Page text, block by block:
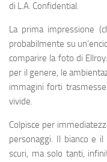
di L.A. Confidential.
La prima impressione
probabilmente su
comparire la foto di
per il genere, le
immagini forti
vivide.
Colpisce per
personaggi. Il bianco e
scuri, ma solo tanti,